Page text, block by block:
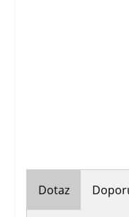
Dotaz